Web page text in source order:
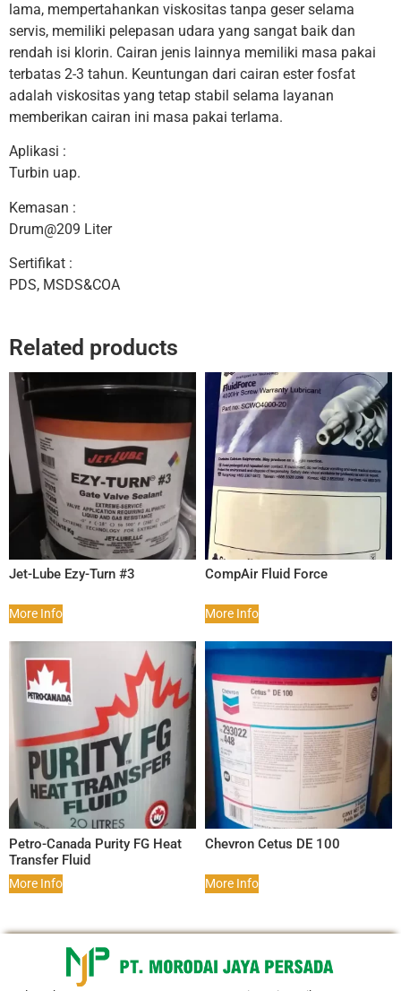
lama, mempertahankan viskositas tanpa geser selama
servis, memiliki pelepasan udara yang sangat baik dan
rendah isi klorin. Cairan jenis lainnya memiliki masa pakai
terbatas 2-3 tahun. Keuntungan dari cairan ester fosfat
adalah viskositas yang tetap stabil selama layanan
memberikan cairan ini masa pakai terlama.
Aplikasi :
Turbin uap.
Kemasan :
Drum@209 Liter
Sertifikat :
PDS, MSDS&COA
Related products
Jet-Lube Ezy-Turn #3
More Info
CompAir Fluid Force
More Info
Petro-Canada Purity FG Heat
Transfer Fluid
More Info
Chevron Cetus DE 100
More Info